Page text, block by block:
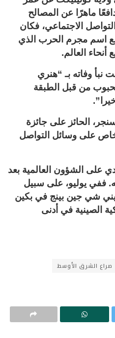
مدافعًا ماهرًا عن المصالح
الاجتماعي، فكان
اسم مجرم الحرب الذي
العالم.
نبأ وفاته بـ “هنري
من قبل الطبقة
الحائز على جائزة
على وسائل التواصل
على الشؤون العالمية بعد
ففي يوليو، على سبيل
شي جين بينج في بكين
الصينية في أدنى
صراع الشرق الأوسط